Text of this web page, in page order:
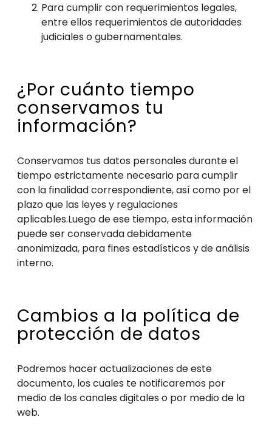
Para cumplir con requerimientos legales,
entre ellos requerimientos de autoridades
judiciales o gubernamentales.
¿Por cuánto tiempo
conservamos tu
información?
Conservamos tus datos personales durante el
tiempo estrictamente necesario para cumplir
con la finalidad correspondiente, así como por el
plazo que las leyes y regulaciones
aplicables.Luego de ese tiempo, esta información
puede ser conservada debidamente
anonimizada, para fines estadísticos y de análisis
interno.
Cambios a la política de
protección de datos
Podremos hacer actualizaciones de este
documento, los cuales te notificaremos por
medio de los canales digitales o por medio de la
web.